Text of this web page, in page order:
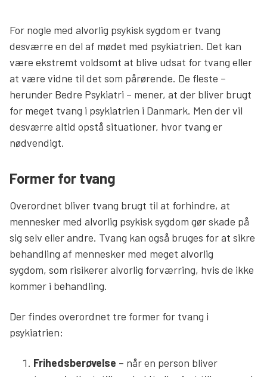
For nogle med alvorlig psykisk sygdom er tvang
desværre en del af mødet med psykiatrien. Det kan
være ekstremt voldsomt at blive udsat for tvang eller
at være vidne til det som pårørende. De fleste –
herunder Bedre Psykiatri – mener, at der bliver brugt
for meget tvang i psykiatrien i Danmark. Men der vil
desværre altid opstå situationer, hvor tvang er
nødvendigt.
Former for tvang
Overordnet bliver tvang brugt til at forhindre, at
mennesker med alvorlig psykisk sygdom gør skade på
sig selv eller andre. Tvang kan også bruges for at sikre
behandling af mennesker med meget alvorlig
sygdom, som risikerer alvorlig forværring, hvis de ikke
kommer i behandling.
Der findes overordnet tre former for tvang i
psykiatrien:
Frihedsberøvelse – når en person bliver